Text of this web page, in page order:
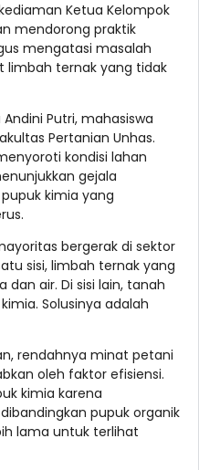
Ketua Kelompok
mendorong praktik
mengatasi masalah
limbah ternak yang tidak
Putri, mahasiswa
Pertanian Unhas.
kondisi lahan
gejala
kimia yang
bergerak di sektor
sisi, limbah ternak yang
air. Di sisi lain, tanah
Solusinya adalah
rendahnya minat petani
oleh faktor efisiensi.
kimia karena
pupuk organik
lama untuk terlihat